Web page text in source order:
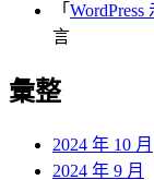
「
言
彙整
2024 年 10 月
2024 年 9 月